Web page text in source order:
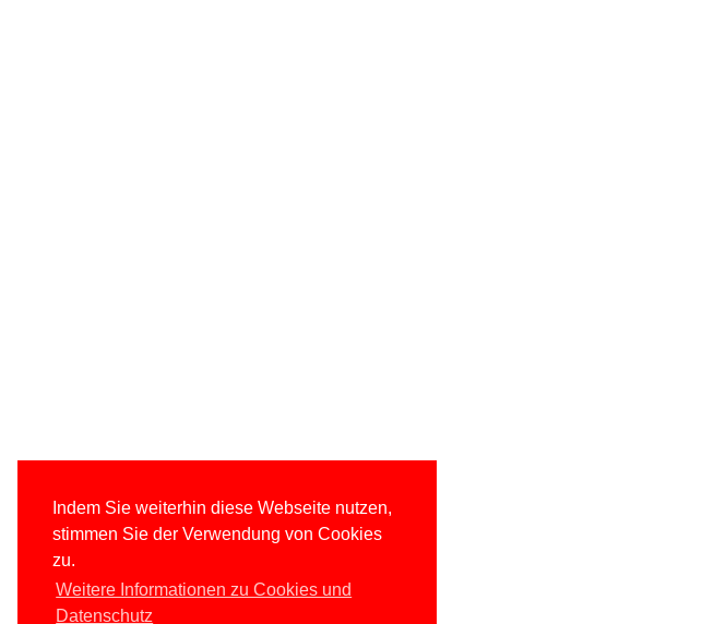
Indem Sie weiterhin diese Webseite nutzen,
stimmen Sie der Verwendung von Cookies
zu.
Weitere Informationen zu Cookies und
Datenschutz